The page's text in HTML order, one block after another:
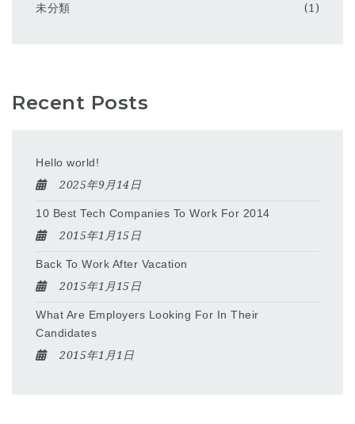
未分類
(1)
Recent Posts
Hello world!
2025年9月14日
10 Best Tech Companies To Work For 2014
2015年1月15日
Back To Work After Vacation
2015年1月15日
What Are Employers Looking For In Their
Candidates
2015年1月1日